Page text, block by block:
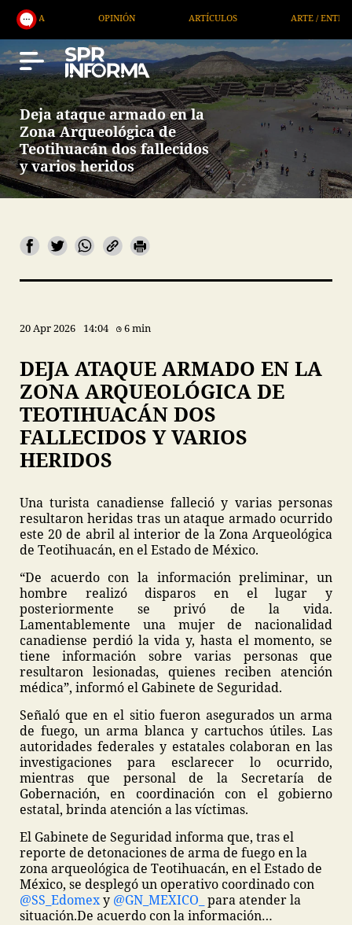
OPINIÓN ARTÍCULOS ARTE / ENTRETENIMIENTO
Deja ataque armado en la
Zona Arqueológica de
Teotihuacán dos fallecidos
y varios heridos
20 Apr 2026 14:04 6 min
DEJA ATAQUE ARMADO EN LA
ZONA ARQUEOLÓGICA DE
TEOTIHUACÁN DOS
FALLECIDOS Y VARIOS
HERIDOS
Una turista canadiense falleció y varias personas
resultaron heridas tras un ataque armado ocurrido
este 20 de abril al interior de la Zona Arqueológica
de Teotihuacán, en el Estado de México.
“De acuerdo con la información preliminar, un
hombre realizó disparos en el lugar y
posteriormente se privó de la vida.
Lamentablemente una mujer de nacionalidad
canadiense perdió la vida y, hasta el momento, se
tiene información sobre varias personas que
resultaron lesionadas, quienes reciben atención
médica”, informó el Gabinete de Seguridad.
Señaló que en el sitio fueron asegurados un arma
de fuego, un arma blanca y cartuchos útiles. Las
autoridades federales y estatales colaboran en las
investigaciones para esclarecer lo ocurrido,
mientras que personal de la Secretaría de
Gobernación, en coordinación con el gobierno
estatal, brinda atención a las víctimas.
El Gabinete de Seguridad informa que, tras el
reporte de detonaciones de arma de fuego en la
zona arqueológica de Teotihuacán, en el Estado de
México, se desplegó un operativo coordinado con
@SS_Edomexy @GN_MEXICO_ para atender la
situación.De acuerdo con la información…